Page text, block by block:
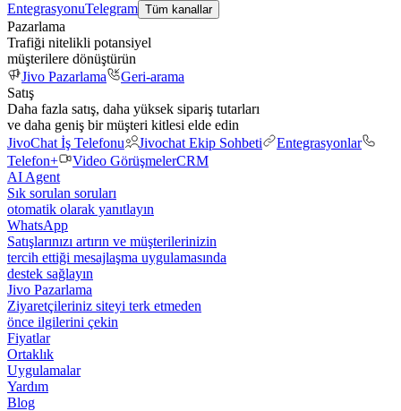
EntegrasyonuTelegram Tüm kanallar
Pazarlama
Trafiği nitelikli potansiyel
müşterilere dönüştürün
Jivo Pazarlama
Geri-arama
Satış
Daha fazla satış, daha yüksek sipariş tutarları
ve daha geniş bir müşteri kitlesi elde edin
JivoChat İş Telefonu
Jivochat Ekip Sohbeti
Entegrasyonlar
Telefon+
Video GörüşmelerCRM
AI Agent
Sık sorulan soruları
otomatik olarak yanıtlayın
WhatsApp
Satışlarınızı artırın ve müşterilerinizin
tercih ettiği mesajlaşma uygulamasında
destek sağlayın
Jivo Pazarlama
Ziyaretçileriniz siteyi terk etmeden
önce ilgilerini çekin
Fiyatlar
Ortaklık
Uygulamalar
Yardım
Blog